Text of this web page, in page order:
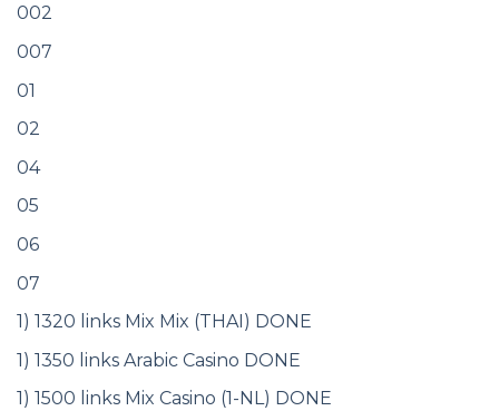
002
007
01
02
04
05
06
07
1) 1320 links Mix Mix (THAI) DONE
1) 1350 links Arabic Casino DONE
1) 1500 links Mix Casino (1-NL) DONE